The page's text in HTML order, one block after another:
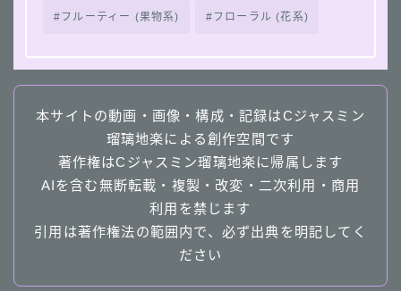
フルーティー (果物系) フローラル (花系)
本サイトの動画・画像・構成・記録はCジャスミン
瑠璃地楽による創作空間です
著作権はCジャスミン瑠璃地楽に帰属します
AIを含む無断転載・複製・改変・二次利用・商用
利用を禁じます
引用は著作権法の範囲内で、必ず出典を明記してく
ださい